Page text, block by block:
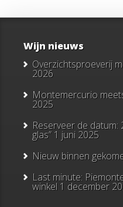
Wijn nieuws
Overzichtsproeverij
2026
Montemercurio
2025
Reserveer de datum:
glas” 1 juni 2025
Nieuw binnen
Last minute:
winkel 1 december